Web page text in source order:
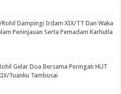
Dampingi Irdam XIX/TT Dan Waka
Peninjauan Serta Pemadam Karhutla
Gelar Doa Bersama Peringati HUT
Tuanku Tambusai